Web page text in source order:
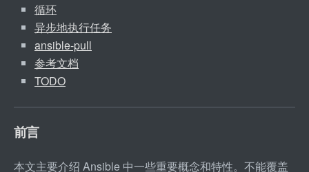
循环
异步地执行任务
ansible-pull
参考文档
TODO
前言
本文主要介绍 Ansible 中一些重要概念和特性。不能覆盖